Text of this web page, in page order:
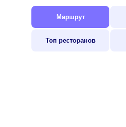
Маршрут
Топ ресторанов